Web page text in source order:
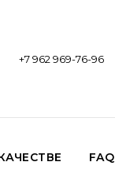
+7 962 969-76-96
FAQ